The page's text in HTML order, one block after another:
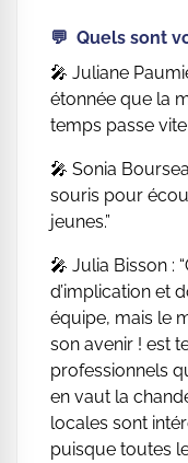
💬 Quels sont
🎤 Juliane
étonnée que la
temps passe vite
🎤 Sonia
souris pour
jeunes.”
🎤 Julia Bisson :
d’implication et
équipe, mais le
son avenir ! est
professionnels
en vaut la
locales sont
puisque toutes